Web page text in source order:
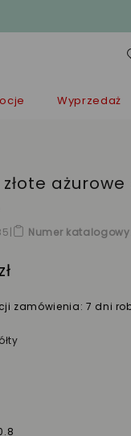
Wyprzedaż
złote
| Numer katalogowy
zamówienia: 7 dni